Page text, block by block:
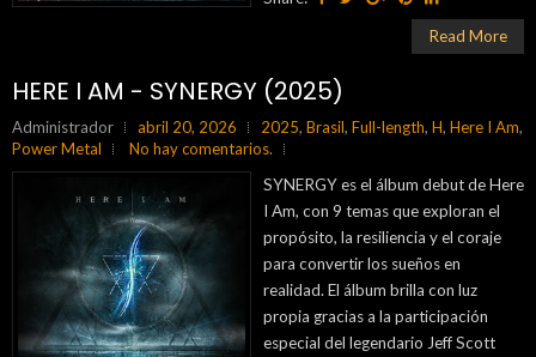
Read More
HERE I AM - SYNERGY (2025)
Administrador abril 20, 2026 2025, Brasil, Full-length, H, Here I Am,
Power Metal
No hay comentarios.
SYNERGY es el álbum debut de Here
I Am, con 9 temas que exploran el
propósito, la resiliencia y el coraje
para convertir los sueños en
realidad. El álbum brilla con luz
propia gracias a la participación
especial del legendario Jeff Scott